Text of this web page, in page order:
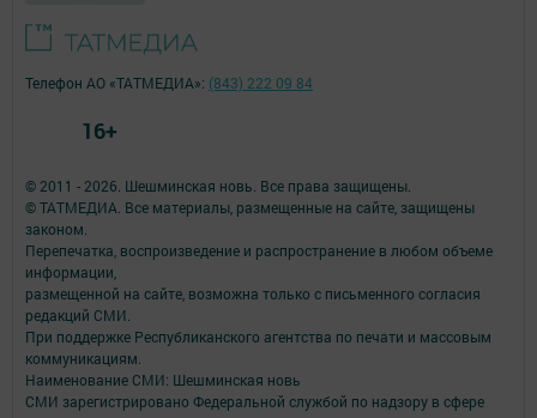
© 2011 - 2026. Шешминская новь. Все права защищены.
© ТАТМЕДИА. Все материалы, размещенные на сайте, защищены
законом.
Перепечатка, воспроизведение и распространение в любом объеме
информации,
размещенной на сайте, возможна только с письменного согласия
редакций СМИ.
При поддержке Республиканского агентства по печати и массовым
коммуникациям.
Наименование СМИ: Шешминская новь
СМИ зарегистрировано Федеральной службой по надзору в сфере
Телефон АО «ТАТМЕДИА»: (843) 222 09 84
16+